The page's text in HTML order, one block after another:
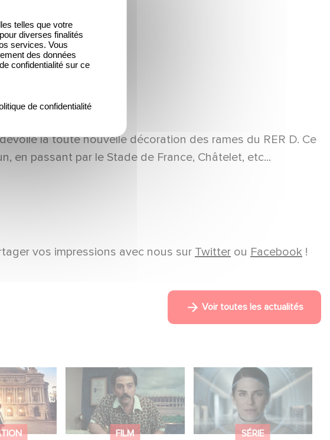
la toute nouvelle décoration des rames du RER D. Ce
en passant par le Stade de France, Châtelet, etc...
vos impressions avec nous sur Twitter ou Facebook !
Voir toutes les actualités
Good
la
FILM
Mexico 86, est à
retrouver dès
maintenant sur Netflix
SÉRIE
La nouvelle
production Gaumont
USA : « Futuro
Desierto »
telles que votre
diverses finalités
services. Vous
des données
confidentialité sur ce
de confidentialité